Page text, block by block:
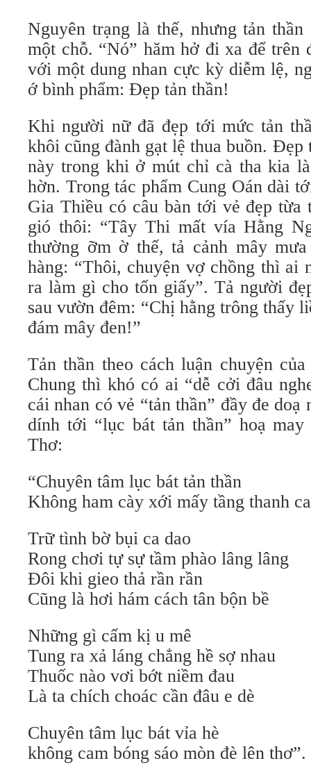
Nguyên trạng là thế, nhưng tản thần
một chỗ. “Nó” hăm hở đi xa để trên
với một dung nhan cực kỳ diễm lệ,
ớ bình phẩm: Đẹp tản thần!
Khi người nữ đã đẹp tới mức tản
khôi cũng đành gạt lệ thua buồn. Đẹp
này trong khi ở mút chỉ cà tha kia
hờn. Trong tác phẩm Cung Oán dài
Gia Thiều có câu bàn tới vẻ đẹp từa
gió thôi: “Tây Thi mất vía Hằng
thường ỡm ờ thế, tả cảnh mây
hàng: “Thôi, chuyện vợ chồng thì ai
ra làm gì cho tốn giấy”. Tả người
sau vườn đêm: “Chị hằng trông thấy
đám mây đen!”
Tản thần theo cách luận chuyện
Chung thì khó có ai “dễ cởi đâu
cái nhan có vẻ “tản thần” đầy đe
dính tới “lục bát tản thần” hoạ
Thơ:
“Chuyên tâm lục bát tản thần
Không ham cày xới mấy tầng thanh
Trữ tình bờ bụi ca dao
Rong chơi tự sự tầm phào lâng lâng
Đôi khi gieo thả rần rần
Cũng là hơi hám cách tân bộn bề
Những gì cấm kị u mê
Tung ra xả láng chẳng hề sợ nhau
Thuốc nào vơi bớt niềm đau
Là ta chích choác cần đâu e dè
Chuyên tâm lục bát vỉa hè
không cam bóng sáo mòn đè lên thơ”.